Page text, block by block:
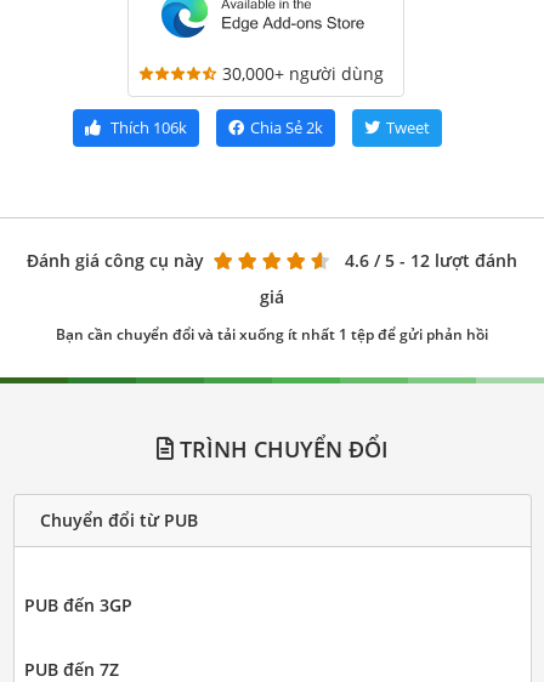
30,000+ người dùng
Thích 106k Chia Sẻ2k Tweet
Đánh giá công cụ này 4.6 / 5 - 12 lượt đánh
giá
Bạn cần chuyển đổi và tải xuống ít nhất 1 tệp để gửi phản hồi
TRÌNH CHUYỂN ĐỔI
Chuyển đổi từ PUB
PUB đến 3GP
PUB đến 7Z